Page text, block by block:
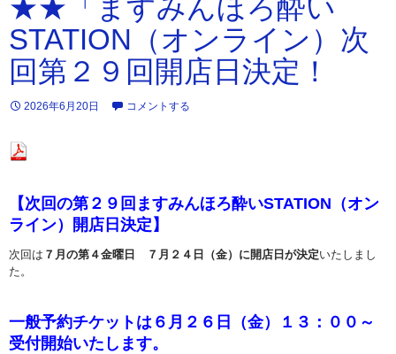
★★「ますみんほろ酔い
STATION（オンライン）次
回第２９回開店日決定！
2026年6月20日 コメントする
【次回の第２９回ますみんほろ酔いSTATION（オン
ライン）開店日決定】
次回は ７月の第４金曜日 ７月２４日（金）に開店日が決定いたしまし
た。
一般予約チケットは６月２６日（金）１３：００～
受付開始いたします。